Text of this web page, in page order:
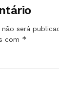
será
com *